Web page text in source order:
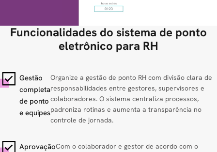
Funcionalidades do sistema de ponto
eletrônico para RH
Gestão
completa
de ponto
e equipes
Organize a gestão de ponto RH com divisão clara de
responsabilidades entre gestores, supervisores e
colaboradores. O sistema centraliza processos,
padroniza rotinas e aumenta a transparência no
controle de jornada.
AprovaçãoCom o colaborador e gestor de acordo com o